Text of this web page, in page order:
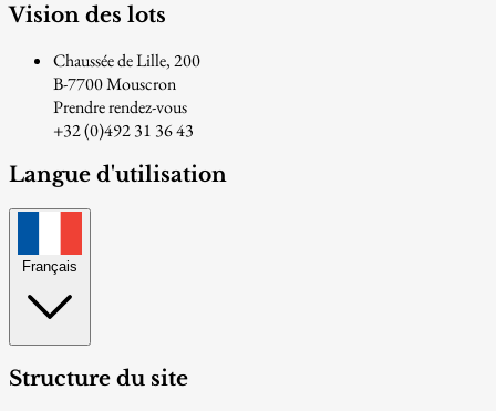
Vision des lots
Chaussée de Lille, 200
B-7700 Mouscron
Prendre rendez-vous
+32 (0)492 31 36 43
Langue d'utilisation
Français
Structure du site